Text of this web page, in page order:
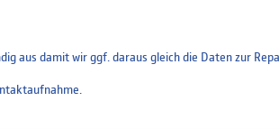
aus damit wir ggf. daraus gleich die Daten zur